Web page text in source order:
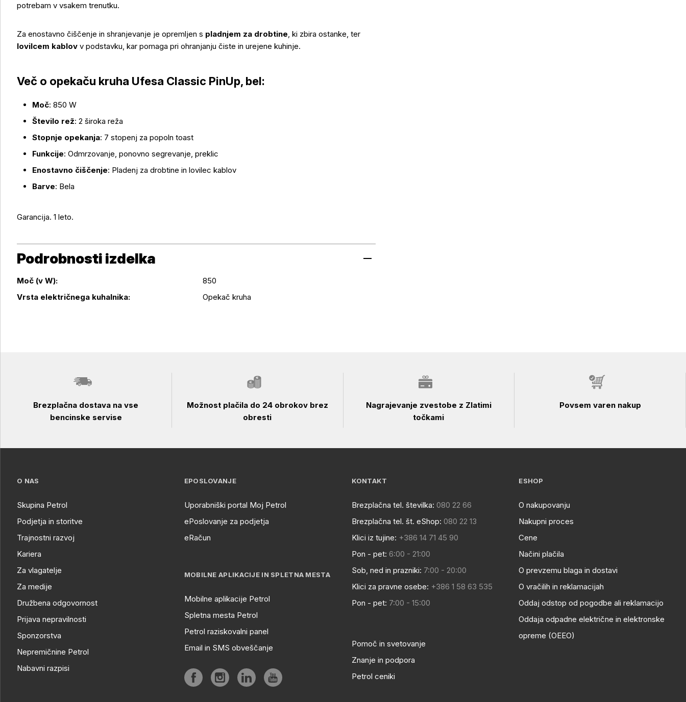
Več o izdelku
potrebam v vsakem trenutku.
Za enostavno čiščenje in shranjevanje je opremljen s pladnjem za drobtine, ki zbira ostanke, ter
lovilcem kablov v podstavku, kar pomaga pri ohranjanju čiste in urejene kuhinje.
Več o opekaču kruha Ufesa Classic PinUp, bel:
Moč: 850 W
Število rež: 2 široka reža
Stopnje opekanja: 7 stopenj za popoln toast
Funkcije: Odmrzovanje, ponovno segrevanje, preklic
Enostavno čiščenje: Pladenj za drobtine in lovilec kablov
Barve: Bela
Garancija. 1 leto.
Podrobnosti izdelka
Podrobnosti izdelka
Moč (v W):
850
Vrsta električnega kuhalnika:
Opekač kruha
Brezplačna dostava na vse
bencinske servise
Možnost plačila do 24 obrokov brez
obresti
Nagrajevanje zvestobe z Zlatimi
točkami
Povsem varen nakup
O NAS
Skupina Petrol
Podjetja in storitve
Trajnostni razvoj
Kariera
Za vlagatelje
Za medije
Družbena odgovornost
Prijava nepravilnosti
Sponzorstva
Nepremičnine Petrol
Nabavni razpisi
EPOSLOVANJE
Uporabniški portal Moj Petrol
ePoslovanje za podjetja
eRačun
MOBILNE APLIKACIJE IN SPLETNA MESTA
Mobilne aplikacije Petrol
Spletna mesta Petrol
Petrol raziskovalni panel
Email in SMS obveščanje
KONTAKT
Brezplačna tel. številka: 080 22 66
Brezplačna tel. št. eShop: 080 22 13
Klici iz tujine: +386 14 71 45 90
Pon - pet: 6:00 - 21:00
Sob, ned in prazniki: 7:00 - 20:00
Klici za pravne osebe: +386 1 58 63 535
Pon - pet: 7:00 - 15:00
Pomoč in svetovanje
Znanje in podpora
Petrol ceniki
ESHOP
O nakupovanju
Nakupni proces
Cene
Načini plačila
O prevzemu blaga in dostavi
O vračilih in reklamacijah
Oddaj odstop od pogodbe ali reklamacijo
Oddaja odpadne električne in elektronske
opreme (OEEO)